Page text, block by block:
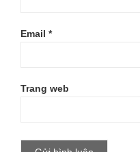
Email *
Trang web